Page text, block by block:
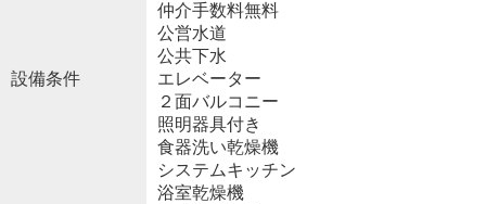
設備条件
仲介手数料無料
公営水道
公共下水
エレベーター
２面バルコニー
照明器具付き
食器洗い乾燥機
システムキッチン
浴室乾燥機